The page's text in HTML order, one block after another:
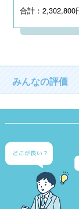
合計：2,302,800
みんなの評価